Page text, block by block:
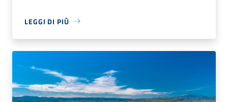
LEGGI DI PIÙ